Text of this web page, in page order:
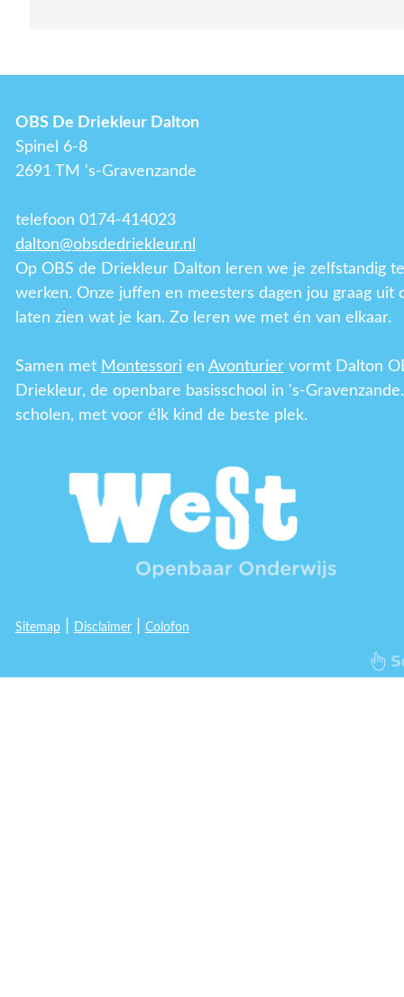
OBS De Driekleur Dalton
Spinel 6-8
2691 TM 's-Gravenzande
telefoon 0174-414023
dalton@obsdedriekleur.nl
Op OBS de Driekleur Dalton leren we je zelfstandig te
werken. Onze juffen en meesters dagen jou graag uit
laten zien wat je kan. Zo leren we met én van elkaar.
Samen met Montessorien Avonturiervormt Dalton
Driekleur, de openbare basisschool in 's-
scholen, met voor élk kind de beste plek.
Sitemap| Disclaimer| Colofon